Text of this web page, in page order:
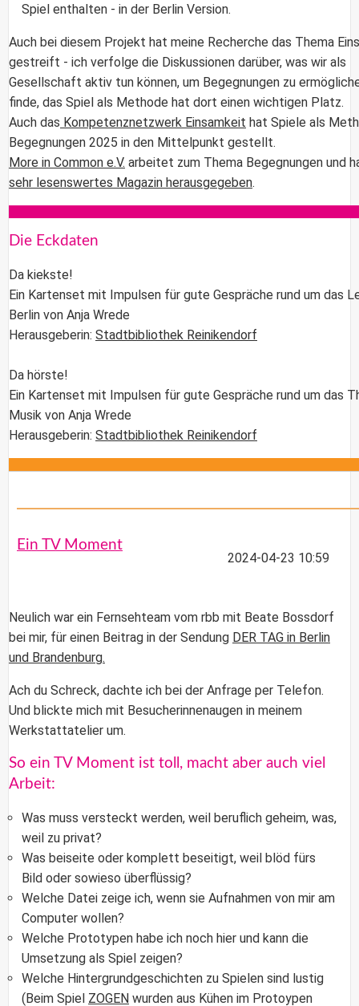
Spiel enthalten - in der Berlin Version.
Auch bei diesem Projekt hat meine Recherche das Thema
gestreift - ich verfolge die Diskussionen darüber, was wir als
Gesellschaft aktiv tun können, um Begegnungen zu
finde, das Spiel als Methode hat dort einen wichtigen Platz.
Auch das Kompetenznetzwerk Einsamkeit hat Spiele als
Begegnungen 2025 in den Mittelpunkt gestellt.
More in Common e.V. arbeitet zum Thema Begegnungen und
sehr lesenswertes Magazin herausgegeben.
Die Eckdaten
Da kiekste!
Ein Kartenset mit Impulsen für gute Gespräche rund um das
Berlin von Anja Wrede
Herausgeberin: Stadtbibliothek Reinikendorf
Da hörste!
Ein Kartenset mit Impulsen für gute Gespräche rund um das
Musik von Anja Wrede
Herausgeberin: Stadtbibliothek Reinikendorf
2024-04-23 10:59
Ein TV Moment
Neulich war ein Fernsehteam vom rbb mit Beate Bossdorf
bei mir, für einen Beitrag in der Sendung DER TAG in Berlin
und Brandenburg.
Ach du Schreck, dachte ich bei der Anfrage per Telefon.
Und blickte mich mit Besucherinnenaugen in meinem
Werkstattatelier um.
So ein TV Moment ist toll, macht aber auch viel
Arbeit:
Was muss versteckt werden, weil beruflich geheim, was,
weil zu privat?
Was beiseite oder komplett beseitigt, weil blöd fürs
Bild oder sowieso überflüssig?
Welche Datei zeige ich, wenn sie Aufnahmen von mir am
Computer wollen?
Welche Prototypen habe ich noch hier und kann die
Umsetzung als Spiel zeigen?
Welche Hintergrundgeschichten zu Spielen sind lustig
(Beim Spiel ZOGEN wurden aus Kühen im Protoypen